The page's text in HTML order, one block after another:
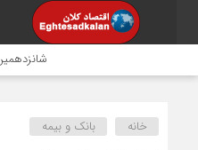
خانه بانک و بیمه